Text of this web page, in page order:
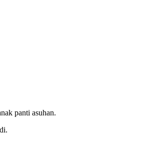
panti asuhan.